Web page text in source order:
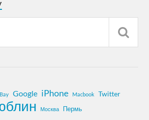
Google iPhone Macbook Twitter
Москва Пермь